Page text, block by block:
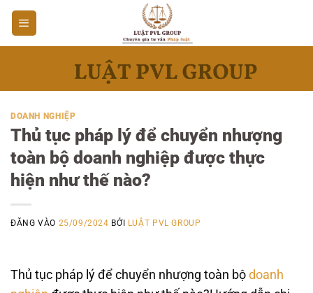
Bỏ
qua
nội
DOANH NGHIỆP
Thủ tục pháp lý để chuyển nhượng
toàn bộ doanh nghiệp được thực
hiện như thế nào?
ĐĂNG VÀO 25/09/2024 BỞI LUẬT PVL GROUP
Thủ tục pháp lý để chuyển nhượng toàn bộ doanh